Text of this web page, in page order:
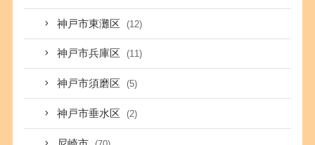
神戸市東灘区 (12)
神戸市兵庫区 (11)
神戸市須磨区 (5)
神戸市垂水区 (2)